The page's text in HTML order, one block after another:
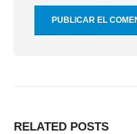
RELATED POSTS